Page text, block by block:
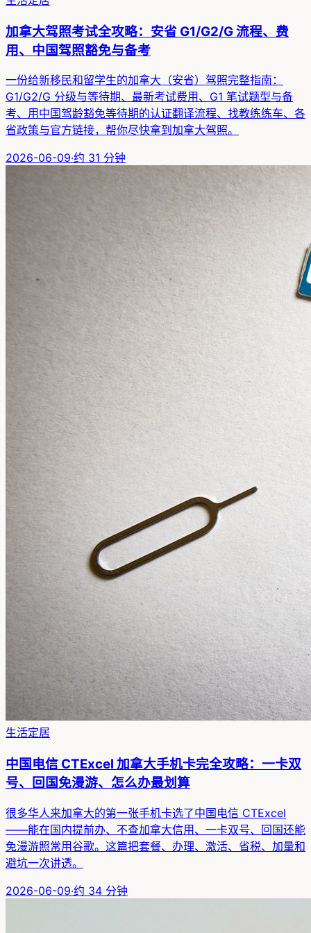
加拿大驾照考试全攻略：安省 G1/G2/G 流程、费
用、中国驾照豁免与备考
一份给新移民和留学生的加拿大（安省）驾照完整指南：
G1/G2/G 分级与等待期、最新考试费用、G1 笔试题型与备
考、用中国驾龄豁免等待期的认证翻译流程、找教练练车、各
省政策与官方链接，帮你尽快拿到加拿大驾照。
2026-06-09·约 31 分钟
生活定居
中国电信 CTExcel 加拿大手机卡完全攻略：一卡双
号、回国免漫游、怎么办最划算
很多华人来加拿大的第一张手机卡选了中国电信 CTExcel
——能在国内提前办、不查加拿大信用、一卡双号、回国还能
免漫游照常用谷歌。这篇把套餐、办理、激活、省税、加量和
避坑一次讲透。
2026-06-09·约 34 分钟